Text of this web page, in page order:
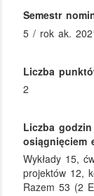
Semestr
5 / rok ak.
Liczba
2
Liczba
osiągnięciem
Wykłady 15,
projektów 12,
Razem 53 (2